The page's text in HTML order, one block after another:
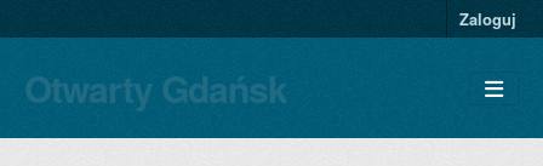
Zaloguj
Otwarty Gdańsk